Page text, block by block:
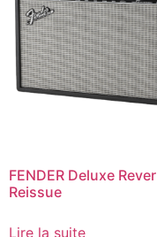
FENDER Deluxe
Reissue
Lire la suite